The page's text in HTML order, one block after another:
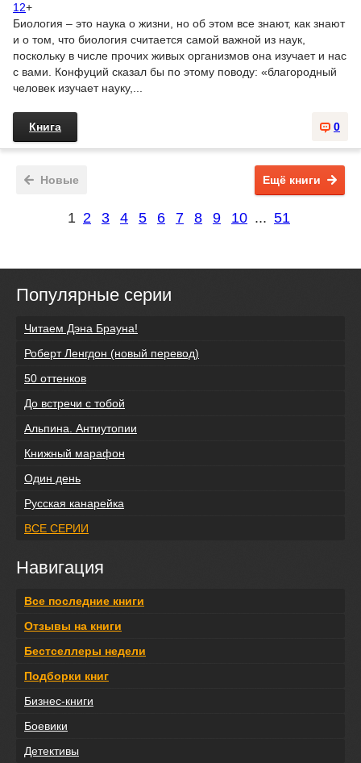
12+
Биология – это наука о жизни, но об этом все знают, как знают
и о том, что биология считается самой важной из наук,
поскольку в числе прочих живых организмов она изучает и нас
с вами. Конфуций сказал бы по этому поводу: «благородный
человек изучает науку,...
0
Книга
Новые Ещё книги
1 2 3 4 5 6 7 8 9 10 ... 51
Популярные серии
Читаем Дэна Брауна!
Роберт Ленгдон (новый перевод)
50 оттенков
До встречи с тобой
Альпина. Антиутопии
Книжный марафон
Один день
Русская канарейка
ВСЕ СЕРИИ
Навигация
Все последние книги
Отзывы на книги
Бестселлеры недели
Подборки книг
Бизнес-книги
Боевики
Детективы